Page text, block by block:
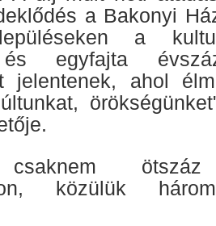
a Bakonyi
a
és egyfajta
jelentenek, ahol
csaknem
közülük